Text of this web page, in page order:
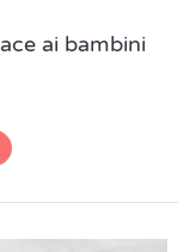
ai bambini